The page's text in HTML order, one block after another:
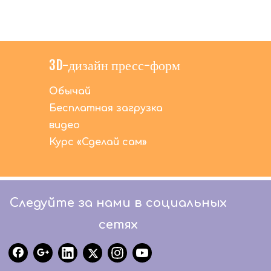
3D-дизайн пресс-форм
Обычай
Бесплатная загрузка
видео
Курс «Сделай сам»
Следуйте за нами в социальных
сетях